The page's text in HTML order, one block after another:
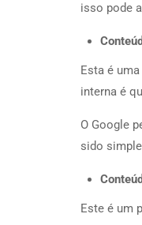
isso pode
Esta é
interna é
O Google
sido
Este é um